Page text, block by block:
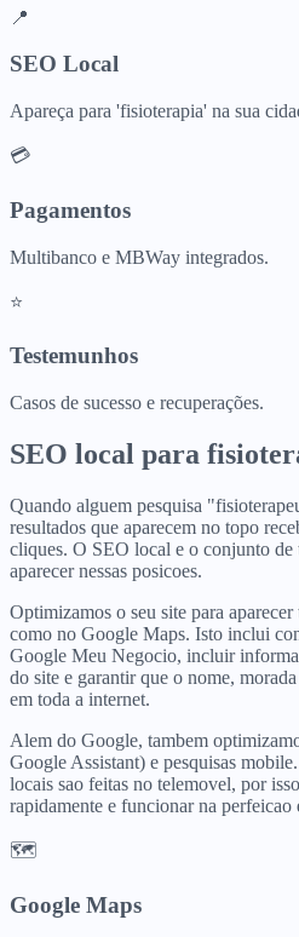
📍
SEO Local
Apareça para 'fisioterapia' na sua
💳
Pagamentos
Multibanco e MBWay integrados.
⭐
Testemunhos
Casos de sucesso e recuperações.
SEO local para
Quando alguem pesquisa
resultados que aparecem no topo
cliques. O SEO local e o conjunto de
aparecer nessas posicoes.
Optimizamos o seu site para
como no Google Maps. Isto inclui
Google Meu Negocio, incluir
do site e garantir que o nome,
em toda a internet.
Alem do Google, tambem
Google Assistant) e pesquisas
locais sao feitas no telemovel, por
rapidamente e funcionar na perfeicao
🗺️
Google Maps